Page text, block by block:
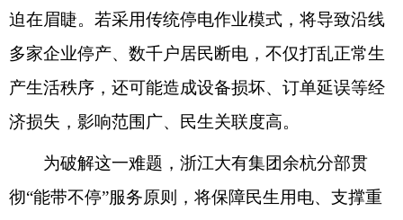
迫在眉睫。若采用传统停电作业模式，将导致沿线
多家企业停产、数千户居民断电，不仅打乱正常生
产生活秩序，还可能造成设备损坏、订单延误等经
济损失，影响范围广、民生关联度高。
为破解这一难题，浙江大有集团余杭分部贯
彻“能带不停”服务原则，将保障民生用电、支撑重